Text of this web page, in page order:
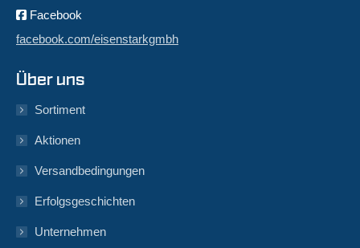
Facebook
facebook.com/eisenstarkgmbh
Über uns
Sortiment
Aktionen
Versandbedingungen
Erfolgsgeschichten
Unternehmen